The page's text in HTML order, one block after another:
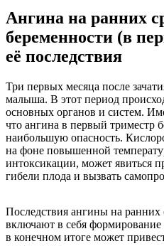
Ангина на ранних
беременности (в
её последствия
Три первых месяца после
малыша. В этот период
основных органов и систем.
что ангина в первый триместр
наибольшую опасность.
на фоне повышенной
интоксикации, может явиться
гибели плода и вызвать
Последствия ангины на ранних
включают в себя формирование
в конечном итоге может